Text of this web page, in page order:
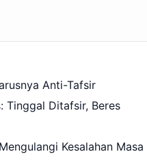
Anti-Tafsir
Tinggal Ditafsir, Beres
Kesalahan Masa